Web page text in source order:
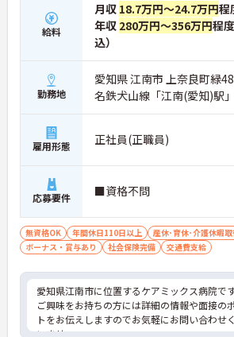
給料
月収 18.7万円～24.7万円程
年収 280万円～356万円程
込）
勤務地
愛知県 江南市 上奈良町緑
名鉄犬山線「江南(愛知)駅
雇用形態 正社員(正職員)
応募要件 ■資格不問
無資格OK 年間休日110日以上
産休･育休･介護休暇
ボーナス・賞与あり
社会保険完備 交通費支給
愛知県江南市に位置するケアミックス病院です
ご興味をお持ちの方には詳細の情報や面接の
トをお伝えしますのでお気軽にお問い合わせ
いませ。